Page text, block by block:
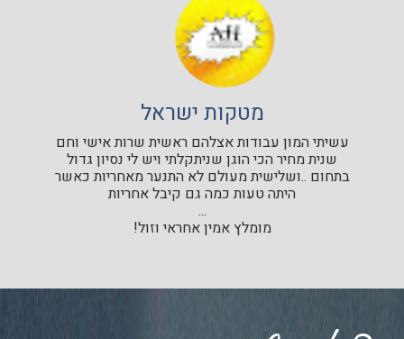
מטקות ישראל
עשיתי המון עבודות אצלהם ראשית שרות אישי וחם
שנית מחיר הכי הוגן שניתקלתי ויש לי נסיון גדול
בתחום ..ושלישית מעולם לא התנער מאחריות כאשר
היתה טעות כמה גם קיבל אחריות
...
מומלץ אמין אחראי וזול!